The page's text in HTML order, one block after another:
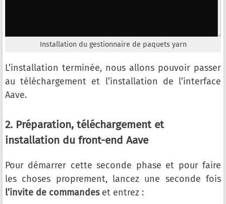
Installation du gestionnaire de paquets yarn
L’installation terminée, nous allons pouvoir passer
au téléchargement et l’installation de l’interface
Aave.
2. Préparation, téléchargement et
installation du front-end Aave
Pour démarrer cette seconde phase et pour faire
les choses proprement, lancez une seconde fois
l’invite de commandeset entrez :